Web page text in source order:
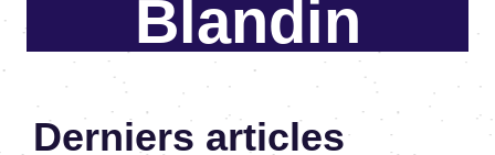
Blandin
Derniers articles